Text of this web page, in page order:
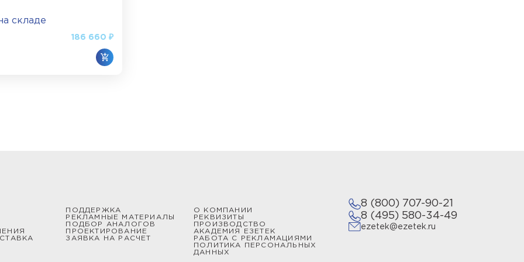
из алюминиевых секций, которые надежно скрепляются между собой, образуя
из стальных секций и позволяют получить зону защиты от молнии произвольной
изделия закрепляются при помощи подпятников и комплектов растяжек.
складе
186 660 ₽
ПОДДЕРЖКА
РЕКЛАМНЫЕ МАТЕРИАЛЫ
ПОДБОР АНАЛОГОВ
ПРОЕКТИРОВАНИЕ
ЗАЯВКА НА РАСЧЕТ
О КОМПАНИИ
РЕКВИЗИТЫ
ПРОИЗВОДСТВО
АКАДЕМИЯ ЕЗЕТЕК
РАБОТА С РЕКЛАМАЦИЯМИ
ПОЛИТИКА ПЕРСОНАЛЬНЫХ
ДАННЫХ
8 (800) 707-90-21
8 (495) 580-34-49
ezetek@ezetek.ru